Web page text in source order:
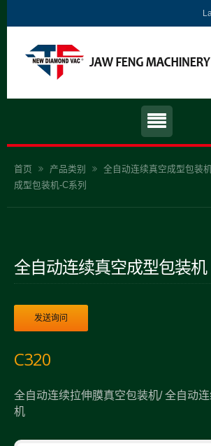
首页 产品类别 全自动连续真空成型包装
成型包装机-C系列
全自动连续真空成型包装机
发送询问
C320
全自动连续拉伸膜真空包装机/ 全自动
机